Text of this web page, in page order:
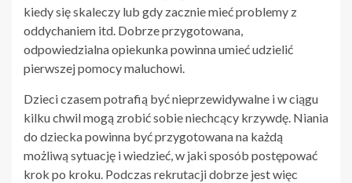
kiedy się skaleczy lub gdy zacznie mieć problemy z
oddychaniem itd. Dobrze przygotowana,
odpowiedzialna opiekunka powinna umieć udzielić
pierwszej pomocy maluchowi.
Dzieci czasem potrafią być nieprzewidywalne i w ciągu
kilku chwil mogą zrobić sobie niechcący krzywdę. Niania
do dziecka powinna być przygotowana na każdą
możliwą sytuację i wiedzieć, w jaki sposób postępować
krok po kroku. Podczas rekrutacji dobrze jest więc